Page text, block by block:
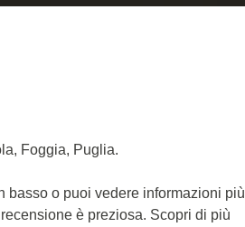
Foggia, Puglia.
basso o puoi vedere informazioni più
è preziosa. Scopri di più